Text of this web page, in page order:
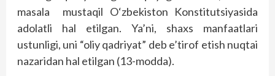
masala mustaqil O‘zbekiston Konstitutsiyasida
adolatli hal etilgan. Ya’ni, shaxs manfaatlari
ustunligi, uni “oliy qadriyat” deb e’tirof etish nuqtai
nazaridan hal etilgan (13-modda).